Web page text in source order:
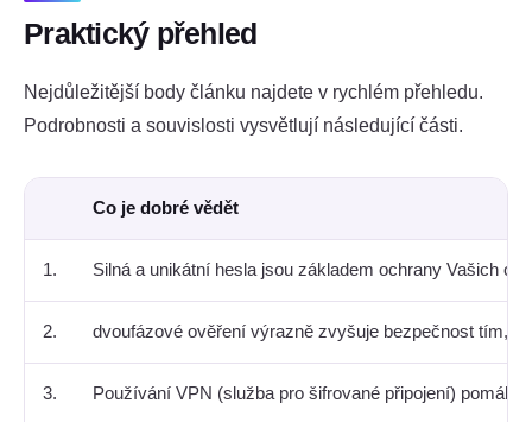
Praktický přehled
Nejdůležitější body článku najdete v rychlém přehledu.
Podrobnosti a souvislosti vysvětlují následující části.
Co je dobré vědět
1. Silná a unikátní hesla jsou základem ochrany Vašich
2. dvoufázové ověření výrazně zvyšuje bezpečnost tím,
3. Používání VPN (služba pro šifrované připojení)